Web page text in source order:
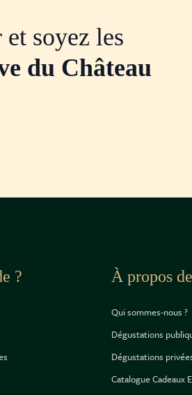
soyez les
du Château
? À propos
Qui sommes-nous ?
Dégustations
Dégustations
Catalogue Cadeaux